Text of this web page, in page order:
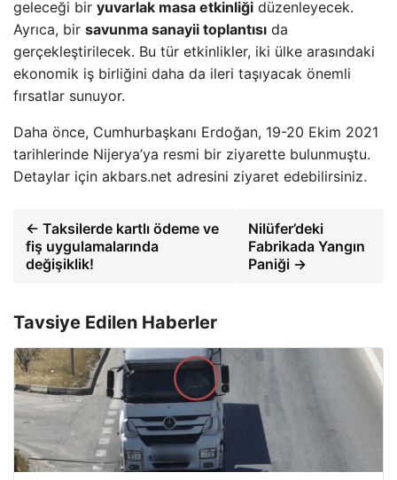
geleceği bir yuvarlak masa etkinliği düzenleyecek.
Ayrıca, bir savunma sanayii toplantısı da
gerçekleştirilecek. Bu tür etkinlikler, iki ülke arasındaki
ekonomik iş birliğini daha da ileri taşıyacak önemli
fırsatlar sunuyor.
Daha önce, Cumhurbaşkanı Erdoğan, 19-20 Ekim 2021
tarihlerinde Nijerya’ya resmi bir ziyarette bulunmuştu.
Detaylar için akbars.net adresini ziyaret edebilirsiniz.
← Taksilerde kartlı ödeme ve
fiş uygulamalarında
değişiklik!
Nilüfer’deki
Fabrikada Yangın
Paniği →
Tavsiye Edilen Haberler